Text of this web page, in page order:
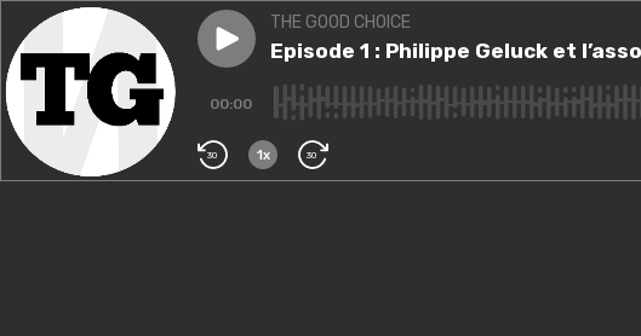
Play episodeEpisode 1 : Philippe Geluck et
THE GOOD CHOICE
Episode 1 : Philippe Geluck et
00:00
30 1x 30